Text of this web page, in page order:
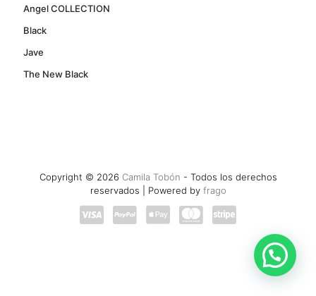
Angel COLLECTION
Black
Jave
The New Black
Copyright © 2026 Camila Tobón - Todos los derechos
reservados | Powered by frago